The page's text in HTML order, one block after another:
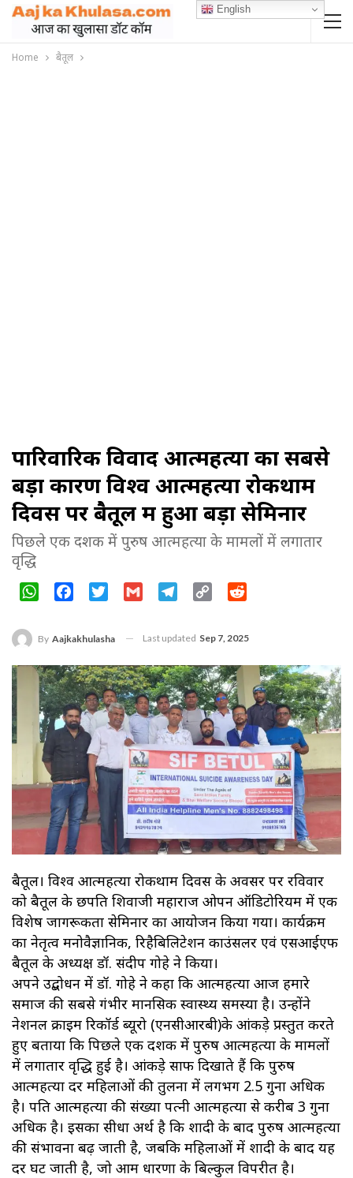
Home बैतूल
पारिवारिक विवाद आत्महत्या का सबसे
बड़ा कारण विश्व आत्महत्या रोकथाम
दिवस पर बैतूल में हुआ बड़ा सेमिनार
पिछले एक दशक में पुरुष आत्महत्या के मामलों में लगातार
वृद्धि
WhatsAppFacebookTwitter Gmail Telegram
Copy
By Aajkakhulasha Last updated Sep 7, 2025
बैतूल। विश्व आत्महत्या रोकथाम दिवस के अवसर पर रविवार
को बैतूल के छत्रपति शिवाजी महाराज ओपन ऑडिटोरियम में एक
विशेष जागरूकता सेमिनार का आयोजन किया गया। कार्यक्रम
का नेतृत्व मनोवैज्ञानिक, रिहैबिलिटेशन काउंसलर एवं एसआईएफ
बैतूल के अध्यक्ष डॉ. संदीप गोहे ने किया।
अपने उद्बोधन में डॉ. गोहे ने कहा कि आत्महत्या आज हमारे
समाज की सबसे गंभीर मानसिक स्वास्थ्य समस्या है। उन्होंने
नेशनल क्राइम रिकॉर्ड ब्यूरो (एनसीआरबी)के आंकड़े प्रस्तुत करते
हुए बताया कि पिछले एक दशक में पुरुष आत्महत्या के मामलों
में लगातार वृद्धि हुई है। आंकड़े साफ दिखाते हैं कि पुरुष
आत्महत्या दर महिलाओं की तुलना में लगभग 2.5 गुना अधिक
है। पति आत्महत्या की संख्या पत्नी आत्महत्या से करीब 3 गुना
अधिक है। इसका सीधा अर्थ है कि शादी के बाद पुरुष आत्महत्या
की संभावना बढ़ जाती है, जबकि महिलाओं में शादी के बाद यह
दर घट जाती है, जो आम धारणा के बिल्कुल विपरीत है।
English